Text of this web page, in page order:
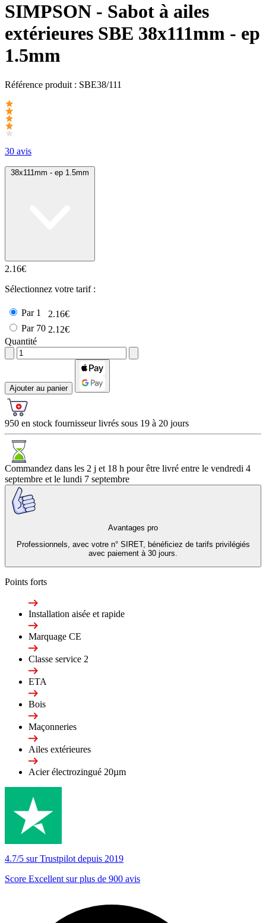
SIMPSON - Sabot à ailes
extérieures SBE 38x111mm - ep
1.5mm
Référence produit : SBE38/111
30 avis
38x111mm - ep 1.5mm
2.16€
Sélectionnez votre tarif :
Par 1
2.16€
Par 70 2.12€
Quantité
Ajouter au panier
950 en stock fournisseur livrés sous 19 à 20 jours
Commandez dans les 2 j et 18 h pour être livré entre le vendredi 4
septembre et le lundi 7 septembre
Avantages pro
Professionnels, avec votre n° SIRET, bénéficiez de tarifs privilégiés
avec paiement à 30 jours.
Points forts
Installation aisée et rapide
Marquage CE
Classe service 2
ETA
Bois
Maçonneries
Ailes extérieures
Acier électrozingué 20µm
4.7/5 sur Trustpilot depuis 2019
Score Excellent sur plus de 900 avis